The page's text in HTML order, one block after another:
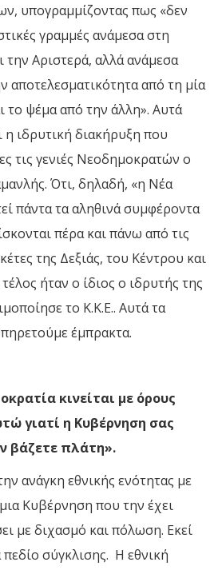
υπογραμμίζοντας πως «δεν
γραμμές ανάμεσα στη
την Αριστερά, αλλά ανάμεσα
αποτελεσματικότητα από τη μία
το ψέμα από την άλλη». Αυτά
η ιδρυτική διακήρυξη που
τις γενιές Νεοδημοκρατών ο
Ότι, δηλαδή, «η Νέα
πάντα τα αληθινά συμφέροντα
πέρα και πάνω από τις
της Δεξιάς, του Κέντρου και
ήταν ο ίδιος ο ιδρυτής της
το Κ.Κ.Ε.. Αυτάτα
έμπρακτα.
κινείται με όρους
γιατί η Κυβέρνηση σας
βάζετε πλάτη».
ανάγκη εθνικής ενότητας με
Κυβέρνηση που την έχει
με διχασμό και πόλωση. Εκεί
σύγκλισης. Η εθνική